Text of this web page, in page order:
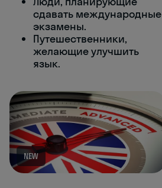
сдавать международные
экзамены.
Путешественники,
желающие улучшить
язык.
NEW